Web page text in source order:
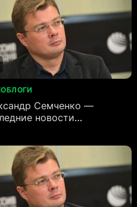
Семченко —
новости